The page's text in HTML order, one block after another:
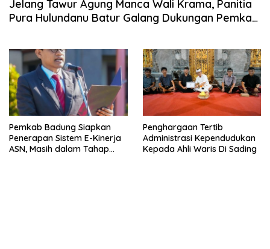
Jelang Tawur Agung Manca Wali Krama, Panitia
Pura Hulundanu Batur Galang Dukungan Pemkab
Pemkab Badung Siapkan
Penerapan Sistem E-Kinerja
ASN, Masih dalam Tahap
Penghargaan Tertib
Administrasi Kependudukan
Kepada Ahli Waris Di Sading